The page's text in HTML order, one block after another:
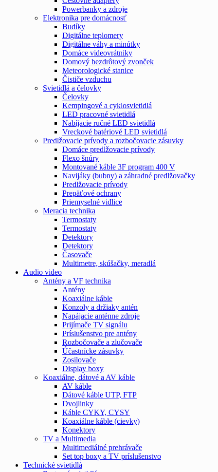
Powerbanky a zdroje
Elektronika pre domácnosť
Budíky
Digitálne teplomery
Digitálne váhy a minútky
Domáce videovrátniky
Domový bezdrôtový zvonček
Meteorologické stanice
Čističe vzduchu
Svietidlá a čelovky
Čelovky
Kempingové a cyklosvietidlá
LED pracovné svietidlá
Nabíjacie ručné LED svietidlá
Vreckové batériové LED svietidlá
Predlžovacie prívody a rozbočovacie zásuvky
Domáce predlžovacie prívody
Flexo šnúry
Montované káble 3F program 400 V
Navijáky (bubny) a záhradné predlžovačky
Predlžovacie prívody
Prepäťové ochrany
Priemyselné vidlice
Meracia technika
Termostaty
Termostaty
Detektory
Detektory
Časovače
Multimetre, skúšačky, meradlá
Audio video
Antény a VF technika
Antény
Koaxiálne káble
Konzoly a držiaky antén
Napájacie anténne zdroje
Prijímače TV signálu
Príslušenstvo pre antény
Rozbočovače a zlučovače
Účastnícke zásuvky
Zosilovače
Display boxy
Koaxiálne, dátové a AV káble
AV káble
Dátové káble UTP, FTP
Dvojlinky
Káble CYKY, CYSY
Koaxiálne káble (cievky)
Konektory
TV a Multimedia
Multimediálné prehrávače
Set top boxy a TV príslušenstvo
Technické svietidlá